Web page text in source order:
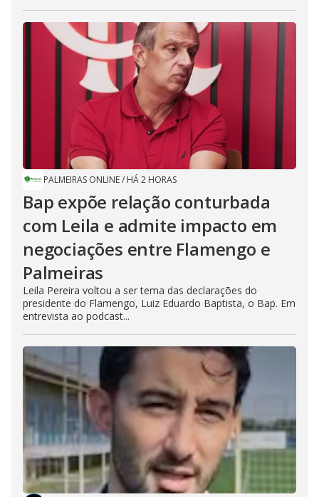
PALMEIRAS ONLINE/ HÁ 2 HORAS
Bap expõe relação conturbada
com Leila e admite impacto em
negociações entre Flamengo e
Palmeiras
Leila Pereira voltou a ser tema das declarações do
presidente do Flamengo, Luiz Eduardo Baptista, o Bap. Em
entrevista ao podcast...